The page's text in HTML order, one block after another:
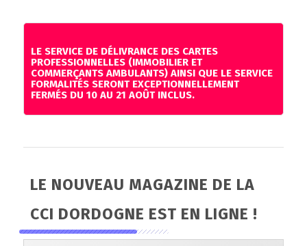
LE SERVICE DE DÉLIVRANCE DES CARTES
PROFESSIONNELLES (IMMOBILIER ET
COMMERÇANTS AMBULANTS) AINSI QUE LE SERVICE
FORMALITÉS SERONT EXCEPTIONNELLEMENT
FERMÉS DU 10 AU 21 AOÛT INCLUS.
LE NOUVEAU MAGAZINE DE LA
CCI DORDOGNE EST EN LIGNE !